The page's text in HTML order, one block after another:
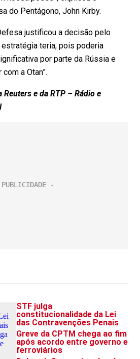
do Pentágono, John Kirby.
justificou a decisão pelo
estratégia teria, pois poderia
por parte da Rússia e
a Otan”.
e da RTP – Rádio e